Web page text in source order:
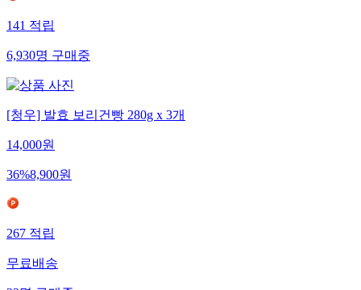
141적립
6,930명구매중
[청우] 발효 보리건빵 280g x 3개
14,000원
36%8,900원
267적립
무료배송